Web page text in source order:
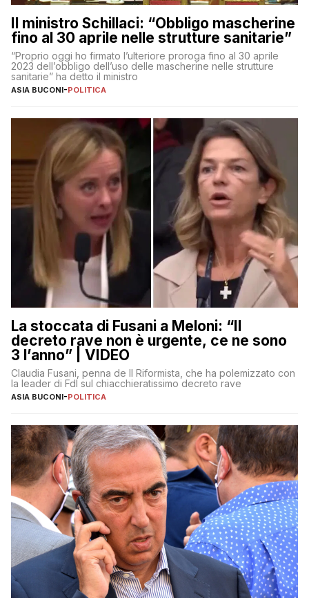
Il ministro Schillaci: “Obbligo mascherine
fino al 30 aprile nelle strutture sanitarie”
“Proprio oggi ho firmato l’ulteriore proroga fino al 30 aprile
2023 dell’obbligo dell’uso delle mascherine nelle strutture
sanitarie” ha detto il ministro
ASIA BUCONI-POLITICA
La stoccata di Fusani a Meloni: “Il
decreto rave non è urgente, ce ne sono
3 l’anno” | VIDEO
Claudia Fusani, penna de Il Riformista, che ha polemizzato con
la leader di FdI sul chiacchieratissimo decreto rave
ASIA BUCONI-POLITICA